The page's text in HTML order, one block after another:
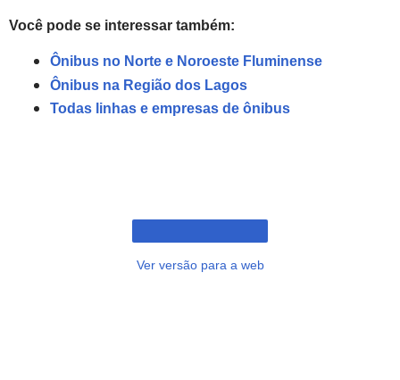
Você pode se interessar também:
Ônibus no Norte e Noroeste Fluminense
Ônibus na Região dos Lagos
Todas linhas e empresas de ônibus
Ver versão para a web